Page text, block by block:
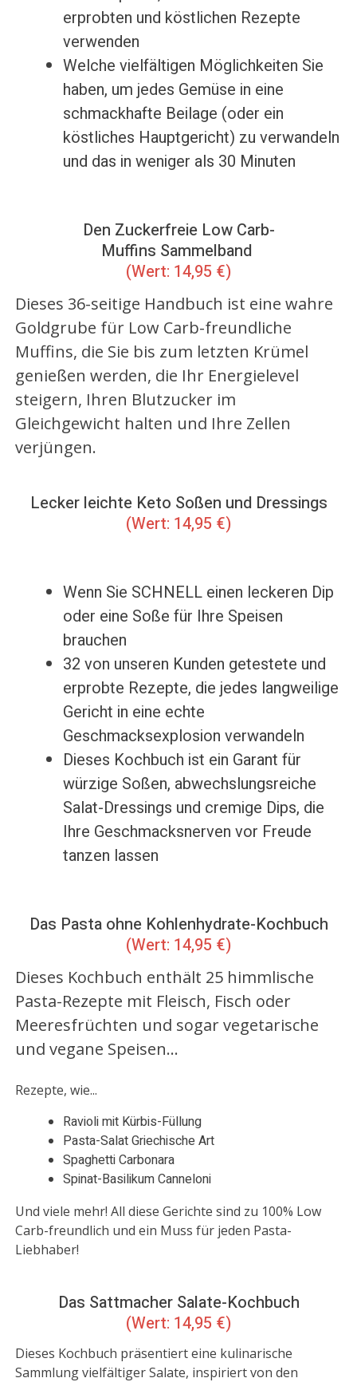
erprobten und köstlichen Rezepte
verwenden
Welche vielfältigen Möglichkeiten Sie
haben, um jedes Gemüse in eine
schmackhafte Beilage (oder ein
köstliches Hauptgericht) zu verwandeln
und das in weniger als 30 Minuten
Den ZuckerfreieLow Carb-
Muffins Sammelband
(Wert: 14,95 €)
Dieses 36-seitige Handbuch ist eine wahre
Goldgrube für Low Carb-freundliche
Muffins, die Sie bis zum letzten Krümel
genießen werden, die Ihr Energielevel
steigern, Ihren Blutzucker im
Gleichgewicht halten und Ihre Zellen
verjüngen.
Lecker leichte Keto Soßen und Dressings
(Wert: 14,95 €)
Wenn Sie SCHNELL einen leckeren Dip
oder eine Soße für Ihre Speisen
brauchen
32 von unseren Kunden getestete und
erprobte Rezepte, die jedes langweilige
Gericht in eine echte
Geschmacksexplosion verwandeln
Dieses Kochbuch ist ein Garant für
würzige Soßen, abwechslungsreiche
Salat-Dressings und cremige Dips, die
Ihre Geschmacksnerven vor Freude
tanzen lassen
Das Pasta ohne Kohlenhydrate-Kochbuch
(Wert: 14,95 €)
Dieses Kochbuch enthält 25 himmlische
Pasta-Rezepte mit Fleisch, Fisch oder
Meeresfrüchten und sogar vegetarische
und vegane Speisen…
Rezepte, wie...
Ravioli mit Kürbis-Füllung
Pasta-Salat Griechische Art
Spaghetti Carbonara
Spinat-Basilikum Canneloni
Und viele mehr! All diese Gerichte sind zu 100% Low
Carb-freundlich und ein Muss für jeden Pasta-
Liebhaber!
Das Sattmacher Salate-Kochbuch
(Wert: 14,95 €)
Dieses Kochbuch präsentiert eine kulinarische
Sammlung vielfältiger Salate, inspiriert von den